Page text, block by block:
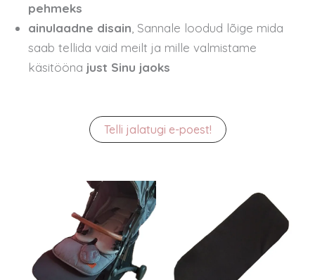
pehmeks
ainulaadne disain , Sannale loodud lõige mida
saab tellida vaid meilt ja mille valmistame
käsitööna just Sinu jaoks
Telli jalatugi e-poest!